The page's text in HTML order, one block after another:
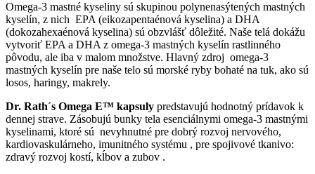
Omega-3 mastné kyseliny sú skupinou polynenasýtených mastných
kyselín, z nich EPA (eikozapentaénová kyselina) a DHA
(dokozahexaénová kyselina) sú obzvlášť dôležité. Naše telá dokážu
vytvoriť EPA a DHA z omega-3 mastných kyselín rastlinného
pôvodu, ale iba v malom množstve. Hlavný zdroj omega-3
mastných kyselín pre naše telo sú morské ryby bohaté na tuk, ako sú
losos, haringy, makrely.
Dr. Rath´s Omega E™ kapsuly predstavujú hodnotný prídavok k
dennej strave. Zásobujú bunky tela esenciálnymi omega-3 mastnými
kyselinami, ktoré sú nevyhnutné pre dobrý rozvoj nervového,
kardiovaskulárneho, imunitného systému , pre spojivové tkanivo:
zdravý rozvoj kostí, kĺbov a zubov .